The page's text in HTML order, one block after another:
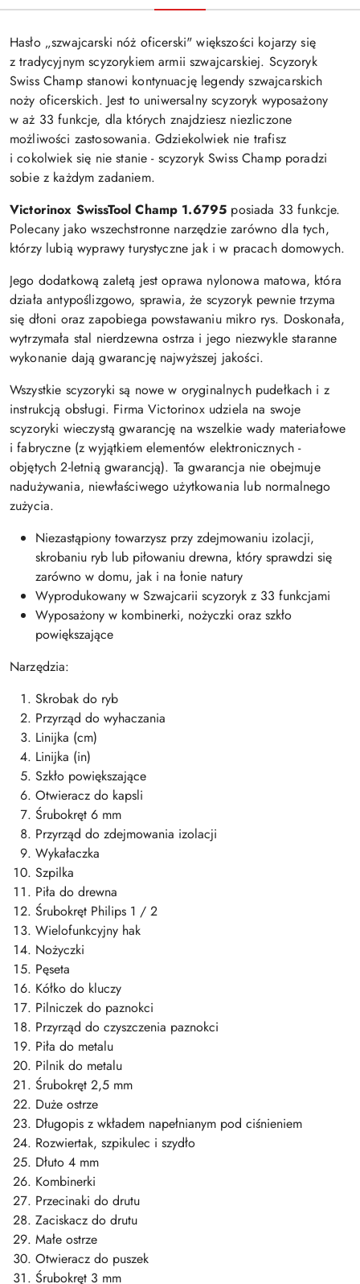
Hasło „szwajcarski nóż oficerski" większości kojarzy się
z tradycyjnym scyzorykiem armii szwajcarskiej. Scyzoryk
Swiss Champ stanowi kontynuację legendy szwajcarskich
noży oficerskich. Jest to uniwersalny scyzoryk wyposażony
w aż 33 funkcje, dla których znajdziesz niezliczone
możliwości zastosowania. Gdziekolwiek nie trafisz
i cokolwiek się nie stanie - scyzoryk Swiss Champ poradzi
sobie z każdym zadaniem.
Victorinox SwissTool Champ 1.6795 posiada 33 funkcje.
Polecany jako wszechstronne narzędzie zarówno dla tych,
którzy lubią wyprawy turystyczne jak i w pracach domowych.
Jego dodatkową zaletą jest oprawa nylonowa matowa, która
działa antypoślizgowo, sprawia, że scyzoryk pewnie trzyma
się dłoni oraz zapobiega powstawaniu mikro rys. Doskonała,
wytrzymała stal nierdzewna ostrza i jego niezwykle staranne
wykonanie dają gwarancję najwyższej jakości.
Wszystkie scyzoryki są nowe w oryginalnych pudełkach i z
instrukcją obsługi. Firma Victorinox udziela na swoje
scyzoryki wieczystą gwarancję na wszelkie wady materiałowe
i fabryczne (z wyjątkiem elementów elektronicznych -
objętych 2-letnią gwarancją). Ta gwarancja nie obejmuje
nadużywania, niewłaściwego użytkowania lub normalnego
zużycia.
Niezastąpiony towarzysz przy zdejmowaniu izolacji,
skrobaniu ryb lub piłowaniu drewna, który sprawdzi się
zarówno w domu, jak i na łonie natury
Wyprodukowany w Szwajcarii scyzoryk z 33 funkcjami
Wyposażony w kombinerki, nożyczki oraz szkło
powiększające
Narzędzia:
Skrobak do ryb
Przyrząd do wyhaczania
Linijka (cm)
Linijka (in)
Szkło powiększające
Otwieracz do kapsli
Śrubokręt 6 mm
Przyrząd do zdejmowania izolacji
Wykałaczka
Szpilka
Piła do drewna
Śrubokręt Philips 1 / 2
Wielofunkcyjny hak
Nożyczki
Pęseta
Kółko do kluczy
Pilniczek do paznokci
Przyrząd do czyszczenia paznokci
Piła do metalu
Pilnik do metalu
Śrubokręt 2,5 mm
Duże ostrze
Długopis z wkładem napełnianym pod ciśnieniem
Rozwiertak, szpikulec i szydło
Dłuto 4 mm
Kombinerki
Przecinaki do drutu
Zaciskacz do drutu
Małe ostrze
Otwieracz do puszek
Śrubokręt 3 mm